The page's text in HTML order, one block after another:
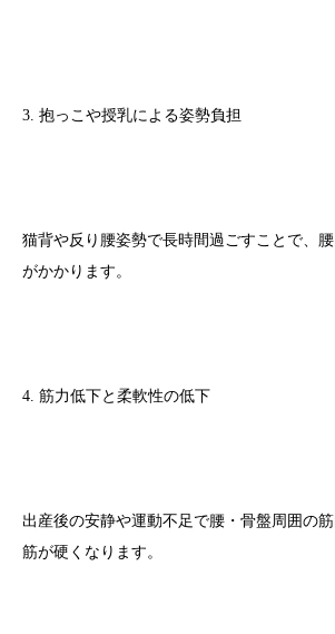
3. 抱っこや授乳による姿勢負担
猫背や反り腰姿勢で長時間過ごすことで、
がかかります。
4. 筋力低下と柔軟性の低下
出産後の安静や運動不足で腰・骨盤周囲の
筋が硬くなります。